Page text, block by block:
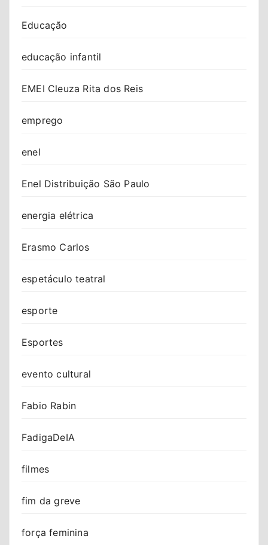
Educação
educação infantil
EMEI Cleuza Rita dos Reis
emprego
enel
Enel Distribuição São Paulo
energia elétrica
Erasmo Carlos
espetáculo teatral
esporte
Esportes
evento cultural
Fabio Rabin
FadigaDeIA
filmes
fim da greve
força feminina